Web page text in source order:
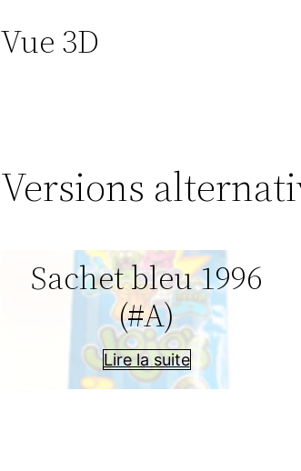
Vue 3D
Versions
Sachet bleu 1996
(#A)
Lire la suite